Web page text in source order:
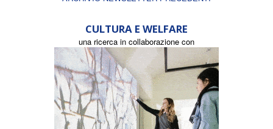
CULTURA E WELFARE
una ricerca in collaborazione con